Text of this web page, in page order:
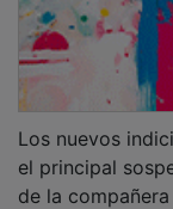
Los nuevos
el principal
de la